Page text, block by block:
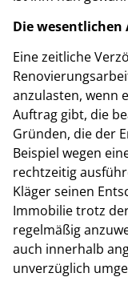
Die wesentlichen
Eine zeitliche
anzulasten, wenn
Auftrag gibt, die
Gründen, die der
Beispiel wegen
rechtzeitig
Kläger seinen
Immobilie trotz
regelmäßig
auch innerhalb
unverzüglich